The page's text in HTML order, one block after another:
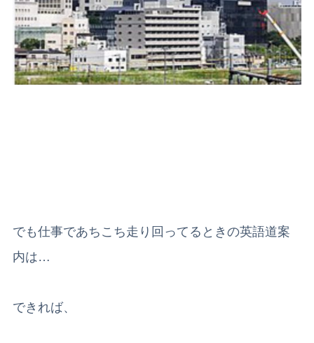
でも仕事であちこち走り回ってるときの英語道案
内は…
できれば、